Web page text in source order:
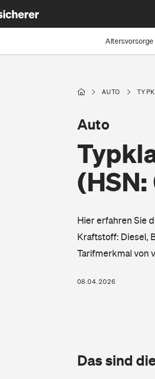
Altersvorsorge
AUTO
Auto
Hier erfahren Sie
Kraftstoff: Diesel,
Tarifmerkmal von
08.04.2026
Das sind